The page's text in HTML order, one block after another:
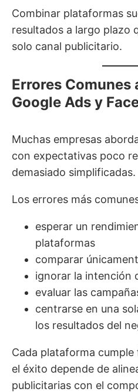
Combinar plataformas
resultados a largo plazo
solo canal publicitario.
Errores Comunes
Google Ads y
Muchas empresas
con expectativas poco
demasiado simplificadas.
Los errores más
esperar un
plataformas
comparar
ignorar la intención
evaluar las
centrarse en una
los resultados del
Cada plataforma
el éxito depende de
publicitarias con el